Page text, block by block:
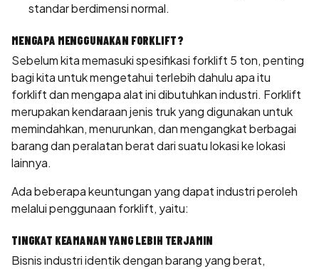
standar berdimensi normal.
MENGAPA MENGGUNAKAN FORKLIFT?
Sebelum kita memasuki spesifikasi forklift 5 ton, penting
bagi kita untuk mengetahui terlebih dahulu apa itu
forklift dan mengapa alat ini dibutuhkan industri. Forklift
merupakan kendaraan jenis truk yang digunakan untuk
memindahkan, menurunkan, dan mengangkat berbagai
barang dan peralatan berat dari suatu lokasi ke lokasi
lainnya.
Ada beberapa keuntungan yang dapat industri peroleh
melalui penggunaan forklift, yaitu:
TINGKAT KEAMANAN YANG LEBIH TERJAMIN
Bisnis industri identik dengan barang yang berat,